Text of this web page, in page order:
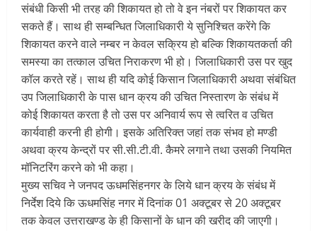
संबंधी किसी भी तरह की शिकायत हो तो वे इन नंबरों पर शिकायत कर
सकते हैं। साथ ही सम्बन्धित जिलाधिकारी ये सुनिश्चित करेंगे कि
शिकायत करने वाले नम्बर न केवल सक्रिय हो बल्कि शिकायतकर्ता की
समस्या का तत्काल उचित निराकरण भी हो। जिलाधिकारी उस पर खुद
कॉल करते रहें। साथ ही यदि कोई किसान जिलाधिकारी अथवा संबंधित
उप जिलाधिकारी के पास धान क्रय की उचित निस्तारण के संबंध में
कोई शिकायत करता है तो उस पर अनिवार्य रूप से त्वरित व उचित
कार्यवाही करनी ही होगी। इसके अतिरिक्त जहां तक संभव हो मण्डी
अथवा क्रय केन्द्रों पर सी.सी.टी.वी. कैमरे लगाने तथा उसकी नियमित
मॉनिटरिंग करने को भी कहा।
मुख्य सचिव ने जनपद ऊधमसिंहनगर के लिये धान क्रय के संबंध में
निर्देश दिये कि ऊधमसिंह नगर में दिनांक 01 अक्टूबर से 20 अक्टूबर
तक केवल उत्तराखण्ड के ही किसानों के धान की खरीद की जाएगी।